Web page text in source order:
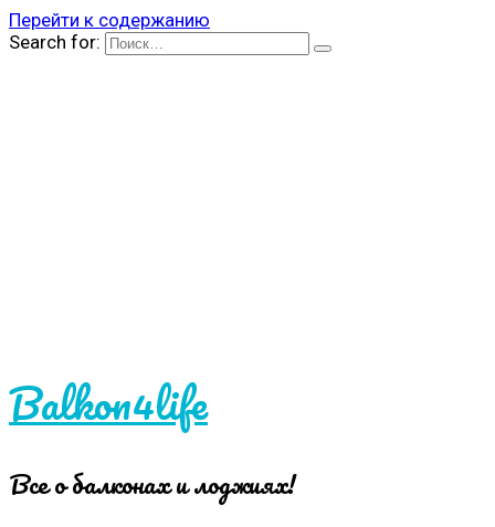
Перейти к содержанию
Search for:
Balkon4life
Все о балконах и лоджиях!